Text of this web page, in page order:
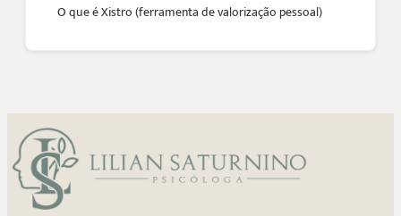
O que é Xistro (ferramenta de valorização pessoal)